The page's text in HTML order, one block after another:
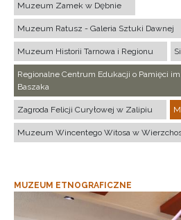
Muzeum Zamek w Dębnie
Muzeum Ratusz - Galeria Sztuki Dawnej
Muzeum Historii Tarnowa i Regionu
Regionalne Centrum Edukacji o Pamięci
Baszaka
Zagroda Felicji Curyłowej w Zalipiu
Muzeum Wincentego Witosa w
MUZEUM ETNOGRAFICZNE